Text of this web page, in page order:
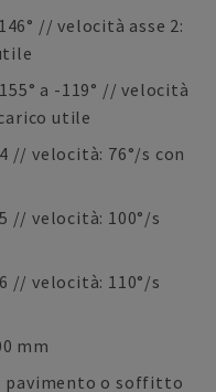
// velocità asse 2:
a -119° // velocità
utile
// velocità: 76°/s con
// velocità: 100°/s
// velocità: 110°/s
mm
pavimento o soffitto